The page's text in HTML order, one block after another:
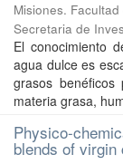
Misiones.
Secretaria de
El conocimiento
agua dulce es
grasos
materia grasa,
Physico-
blends of